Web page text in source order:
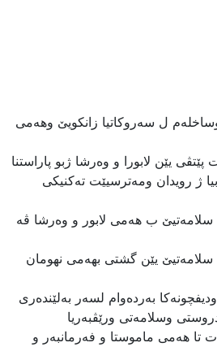
وساخله‌م ل سه‌روكاتیا زانكویێ وهه‌مى
پێتڤى یێن لابورا و وه‌رشا ژبو پاراستنا
ژ رویدان ومه‌ترسیێت ته‌كنیكى
سلامه‌تیێ ب هه‌مى لابور و وه‌رشا ڤه‌
سلامه‌تیێ یێن گشتى بهه‌مى نهومان
ودیفچونه‌كا به‌رده‌وام لسه‌ر به‌لێنده‌رى
وسلامه‌تى ورێڤبه‌ریا
تا هه‌مى ماموستا و فه‌رمانبه‌ر و